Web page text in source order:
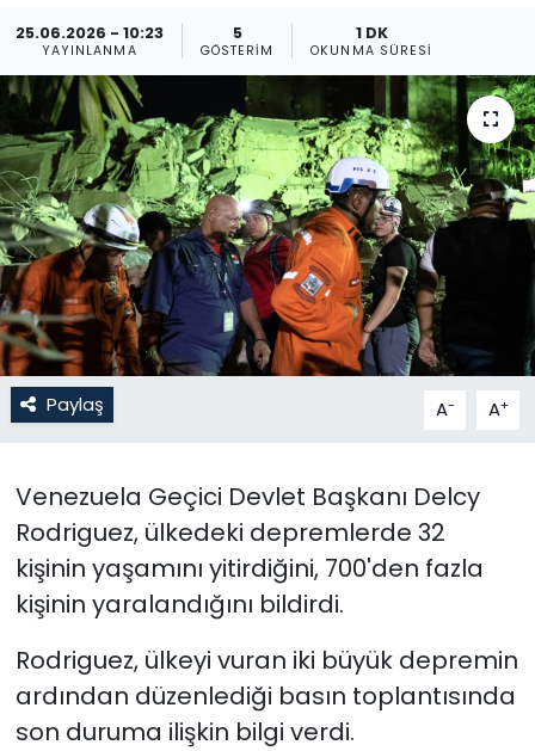
25.06.2026 - 10:23
YAYINLANMA
5
GÖSTERIM
1 DK
OKUNMA SÜRESI
Paylaş A- A+
Venezuela Geçici Devlet Başkanı Delcy
Rodriguez, ülkedeki depremlerde 32
kişinin yaşamını yitirdiğini, 700'den fazla
kişinin yaralandığını bildirdi.
Rodriguez, ülkeyi vuran iki büyük depremin
ardından düzenlediği basın toplantısında
son duruma ilişkin bilgi verdi.
Gündem
KKTC
KKTC YEREL SEÇİM 2018
Kültür Sanat
Magazin
Moda
Nöbetçi Eczaneler
Politika
SAĞLIK
Teknoloji